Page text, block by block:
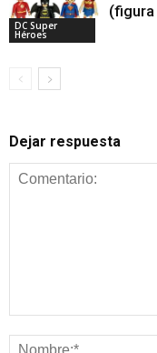
DC Super
Héroes
Dejar respuesta